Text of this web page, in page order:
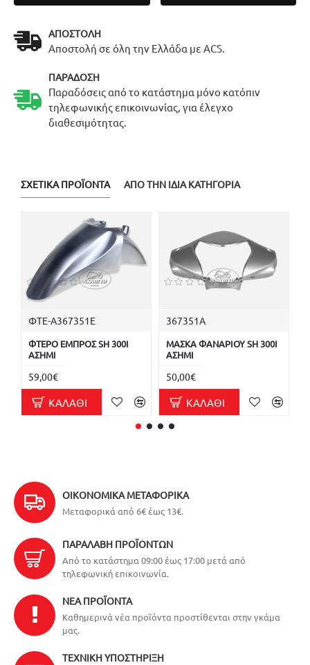
ΑΠΟΣΤΟΛΉ
Αποστολή σε όλη την Ελλάδα με ACS.
ΠΑΡΆΔΟΣΗ
Παραδόσεις από το κατάστημα μόνο κατόπιν
τηλεφωνικής επικοινωνίας, για έλεγχο
διαθεσιμότητας.
ΣΧΕΤΙΚΆ ΠΡΟΪΌΝΤΑ ΑΠΌ ΤΗΝ ΊΔΙΑ ΚΑΤΗΓΟΡΊΑ
ΦΤΕ-Α367351E
ΦΤΕΡΟ ΕΜΠΡΟΣ SH 300I
ΑΣΗΜΙ
59,00€
ΚΑΛΆΘΙ
367351A
ΜΑΣΚΑ ΦΑΝΑΡΙΟΥ SH 300I
ΑΣΗΜΙ
50,00€
ΚΑΛΆΘΙ
ΟΙΚΟΝΟΜΙΚΆ ΜΕΤΑΦΟΡΙΚΆ
Μεταφορικά από 6€ έως 13€.
ΠΑΡΑΛΑΒΉ ΠΡΟΪΌΝΤΩΝ
Από το κατάστημα 09:00 έως 17:00 μετά από
τηλεφωνική επικοινωνία.
ΝΈΑ ΠΡΟΪΌΝΤΑ
Καθημερινά νέα προϊόντα προστίθενται στην γκάμα
μας.
ΤΕΧΝΙΚΉ ΥΠΟΣΤΉΡΙΞΗ